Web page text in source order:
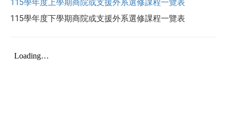
115學年度上學期商院或支援外系選修課程一覽表
115學年度下學期商院或支援外系選修課程一覽表